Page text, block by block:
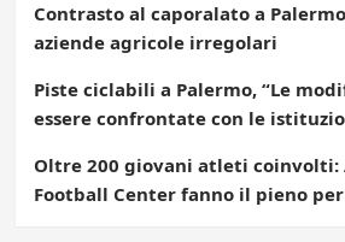
Contrasto al caporalato a
aziende agricole irregolari
Piste ciclabili a Palermo, “Le
essere confrontate con le
Oltre 200 giovani atleti coinvolti:
Football Center fanno il pieno per